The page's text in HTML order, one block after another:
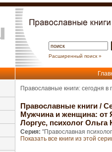
Расширенный поиск »
Православные книги: сегодня
Православные книги /
Мужчина и женщина: от
Лоргус, психолог Ольга
Серия: "Православная
Показать все книги из этой